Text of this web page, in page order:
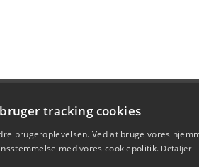
tracking cookies
brugeroplevelsen. Ved at bruge vores
med vores cookiepolitik. Detaljer